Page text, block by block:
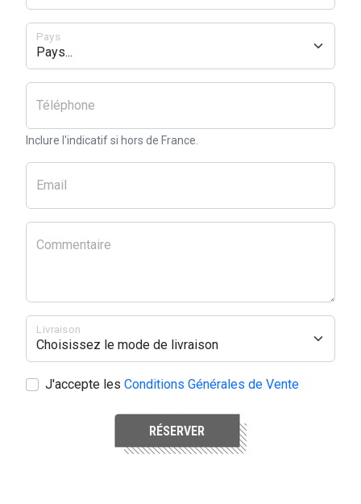
Pays
Téléphone
Inclure l'indicatif si hors de France.
Email
Commentaire
Livraison
J'accepte les Conditions Générales de Vente
RÉSERVER